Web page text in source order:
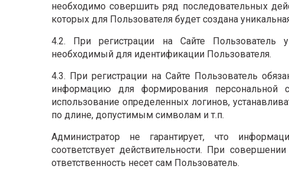
необходимо совершить ряд последовательных
которых для Пользователя будет создана
4.2. При регистрации на Сайте Пользователь
необходимый для идентификации Пользователя.
4.3. При регистрации на Сайте Пользователь
информацию для формирования персональной
использование определенных логинов,
по длине, допустимым символам и т.п.
Администратор не гарантирует, что
соответствует действительности. При
ответственность несет сам Пользователь.